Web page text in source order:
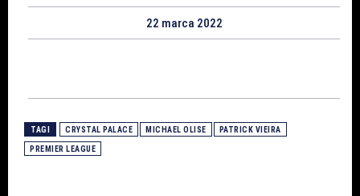
22 marca 2022
TAGI CRYSTAL PALACE MICHAEL OLISE PATRICK VIEIRA
PREMIER LEAGUE